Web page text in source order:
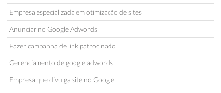
Empresa especializada em otimização de sites
Anunciar no Google Adwords
Fazer campanha de link patrocinado
Gerenciamento de google adwords
Empresa que divulga site no Google